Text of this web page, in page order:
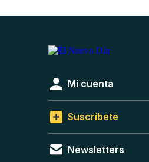
Mi cuenta
Suscríbete
Newsletters